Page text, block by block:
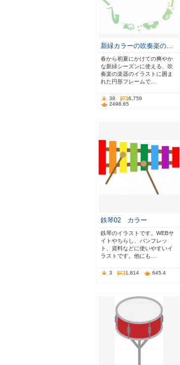
新緑カラーの吹奏楽の…
春から初夏にかけての爽やか
な新緑シーズンに使える、吹
奏楽の楽器のイラストに囲ま
れた円形フレームで…
38
6,759
2498.65
鉄琴02 カラー
鉄琴のイラストです。WEBサ
イトやちらし、パンフレッ
ト、資料などに使いやすいイ
ラストです。他にも…
3 1,814 645.4